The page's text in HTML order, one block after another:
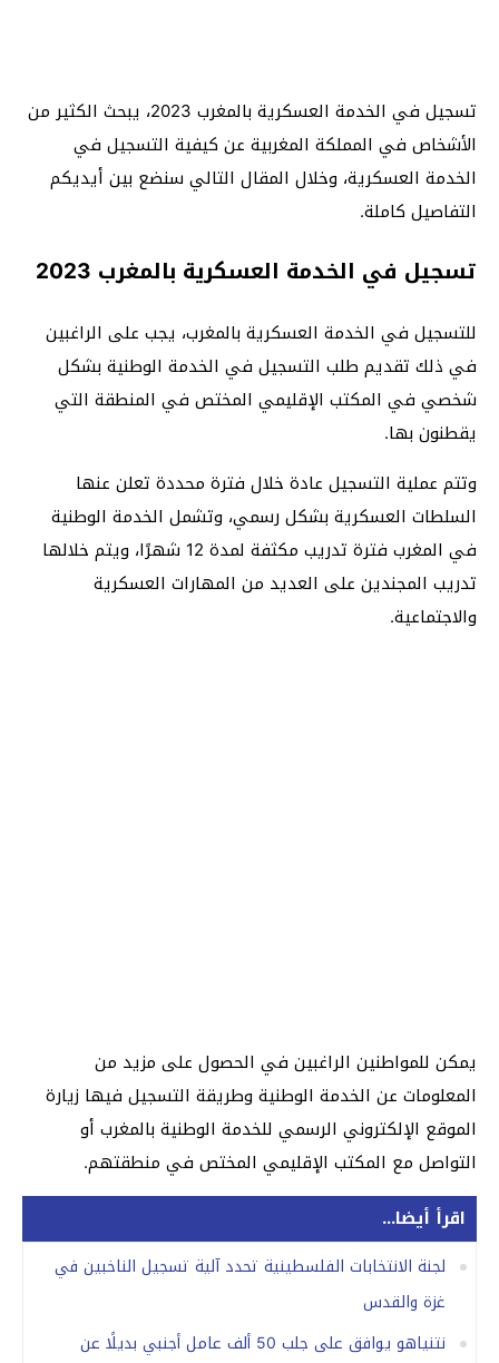
تسجيل في الخدمة العسكرية بالمغرب 2023، يبحث الكثير من
الأشخاص في المملكة المغربية عن كيفية التسجيل في
الخدمة العسكرية، وخلال المقال التالي سنضع بين أيديكم
التفاصيل كاملة.
تسجيل في الخدمة العسكرية بالمغرب 2023
للتسجيل في الخدمة العسكرية بالمغرب، يجب على الراغبين
في ذلك تقديم طلب التسجيل في الخدمة الوطنية بشكل
شخصي في المكتب الإقليمي المختص في المنطقة التي
يقطنون بها.
وتتم عملية التسجيل عادة خلال فترة محددة تعلن عنها
السلطات العسكرية بشكل رسمي، وتشمل الخدمة الوطنية
في المغرب فترة تدريب مكثفة لمدة 12 شهرًا، ويتم خلالها
تدريب المجندين على العديد من المهارات العسكرية
والاجتماعية.
يمكن للمواطنين الراغبين في الحصول على مزيد من
المعلومات عن الخدمة الوطنية وطريقة التسجيل فيها زيارة
الموقع الإلكتروني الرسمي للخدمة الوطنية بالمغرب أو
التواصل مع المكتب الإقليمي المختص في منطقتهم.
اقرأ أيضا...
لجنة الانتخابات الفلسطينية تحدد آلية تسجيل الناخبين في
غزة والقدس
نتنياهو يوافق على جلب 50 ألف عامل أجنبي بديلًا عن